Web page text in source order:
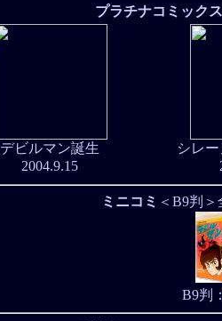
プラチナコミックス
デビルマン誕生
2004.9.15
シレ
ミニコミ ＜B9判
B9判